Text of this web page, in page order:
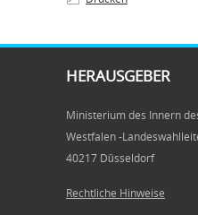
HERAUSGEBER
Ministerium des Innern
Westfalen -
40217 Düsseldorf
Rechtliche Hinweise